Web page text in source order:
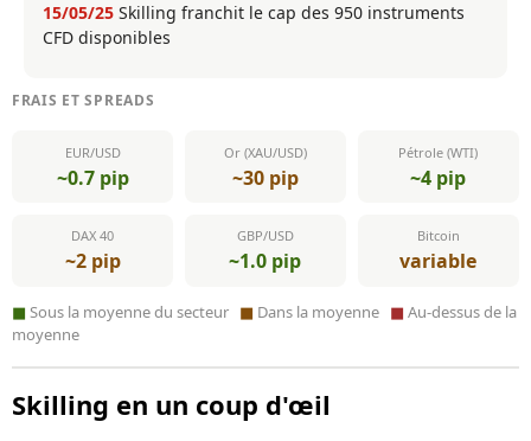
15/05/25 Skilling franchit le cap des 950 instruments
CFD disponibles
FRAIS ET SPREADS
EUR/USD
~0.7 pip
Or (XAU/USD)
~30 pip
Pétrole (WTI)
~4 pip
DAX 40
~2 pip
GBP/USD
~1.0 pip
Bitcoin
variable
■Sous la moyenne du secteur ■ Dans la moyenne ■ Au-dessus de la
moyenne
Skilling en un coup d'œil